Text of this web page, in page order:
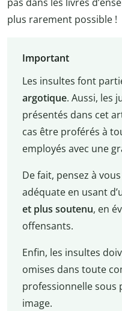
plus rarement possible !
Important
Les insultes font
argotique. Aussi, les
présentés dans cet
cas être proférés à
employés avec une
De fait, pensez à
adéquate en usant
et plus soutenu, en
offensants.
Enfin, les insultes
omises dans toute
professionnelle sous
image.